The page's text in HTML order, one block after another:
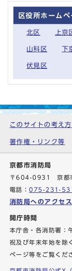
区役所ホームペ
北区 上京
山科区 下
伏見区
このサイトの考え方
著作権・リンク等
京都市消防局
〒604-0931 京都
電話：075-231-
消防局へのアクセス
開庁時間
本庁舎・各消防署：
祝及び年末年始を除
ページ等をご覧くだ